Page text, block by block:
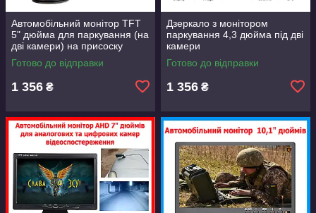
Автомобільний монітор TFT
5" дюйма для паркування (на
дві камери) на присоску
Готово до відправки
1 356 ₴
Дзеркало з монітором
паркування 4,3 дюйма під дві
камери
Готово до відправки
1 356 ₴